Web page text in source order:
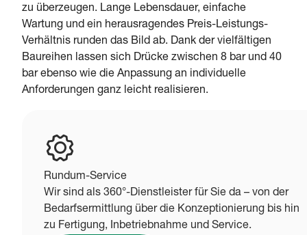
zu überzeugen. Lange Lebensdauer, einfache
Wartung und ein herausragendes Preis-Leistungs-
Verhältnis runden das Bild ab. Dank der vielfältigen
Baureihen lassen sich Drücke zwischen 8 bar und 40
bar ebenso wie die Anpassung an individuelle
Anforderungen ganz leicht realisieren.
Rundum-Service
Wir sind als 360°-Dienstleister für Sie da – von der
Bedarfsermittlung über die Konzeptionierung bis hin
zu Fertigung, Inbetriebnahme und Service.